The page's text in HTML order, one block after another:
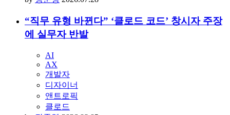
“직무 유형 바뀐다” ‘클로드 코드’ 창시자 주장
에 실무자 반발
AI
AX
개발자
디자이너
앤트로픽
클로드